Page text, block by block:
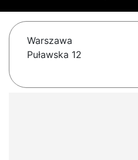
Warszawa
Puławska 12